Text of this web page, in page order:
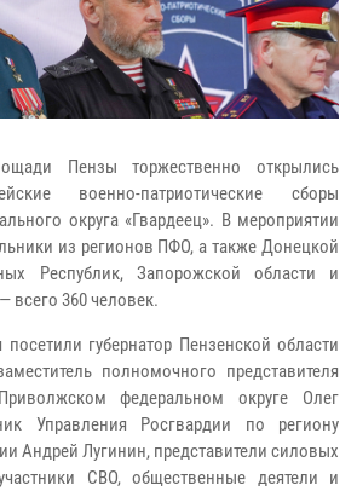
Пензы торжественно открылись
военно-патриотические сборы
округа «Гвардеец». В мероприятии
из регионов ПФО, а также Донецкой
Республик, Запорожской области и
всего 360 человек.
губернатор Пензенской области
полномочного представителя
федеральном округе Олег
Управления Росгвардии по региону
Андрей Лугинин, представители силовых
СВО, общественные деятели и